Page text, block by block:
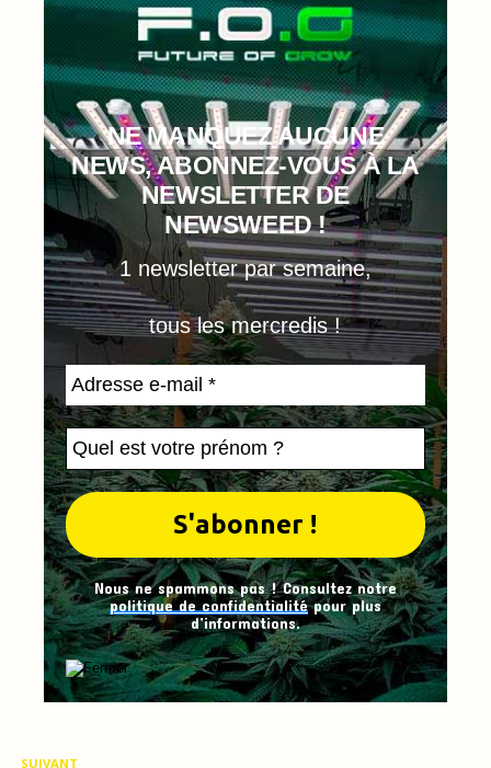
NE MANQUEZ AUCUNE
NEWS, ABONNEZ-VOUS À LA
NEWSLETTER DE
NEWSWEED !
1 newsletter par semaine,
tous les mercredis !
Nous ne spammons pas ! Consultez notre
politique de confidentialitépour plus
d’informations.
SUIVANT